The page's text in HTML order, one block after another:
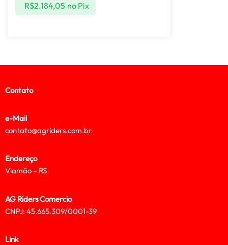
R$2.184,05 no Pix
Contato
e-Mail
contato@agriders.com.br
Endereço
Viamão – RS
AG Riders Comercio
CNPJ: 45.665.309/0001-39
Link